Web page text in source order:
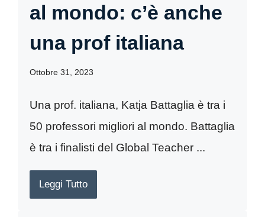
al mondo: c’è anche
una prof italiana
Ottobre 31, 2023
Una prof. italiana, Katja Battaglia è tra i
50 professori migliori al mondo. Battaglia
è tra i finalisti del Global Teacher ...
Leggi Tutto